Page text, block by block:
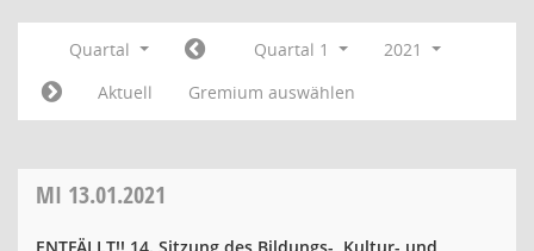
Quartal Quartal 1
2021
Aktuell
Gremium auswählen
MI 13.01.2021